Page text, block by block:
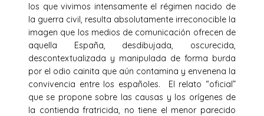
los que vivimos intensamente el régimen nacido de
la guerra civil, resulta absolutamente irreconocible la
imagen que los medios de comunicación ofrecen de
aquella España, desdibujada, oscurecida,
descontextualizada y manipulada de forma burda
por el odio cainita que aún contamina y envenena la
convivencia entre los españoles. El relato “oficial”
que se propone sobre las causas y los orígenes de
la contienda fratricida, no tiene el menor parecido